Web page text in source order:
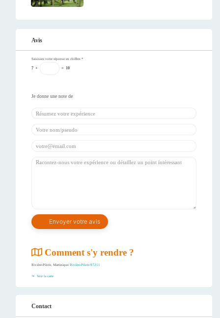
Avis
Saisissez votre réponse en chiffres *
7 + = 10
Comment s'y rendre ?
Rivière-Pilote, Martinique Rivière-Pilote-97211
Voir la carte
Contact